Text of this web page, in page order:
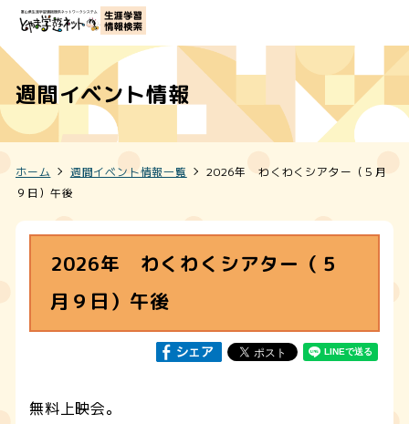
週間イベント情報
ホーム 週間イベント情報一覧
2026年 わくわくシアター（５月
９日）午後
2026年 わくわくシアター（５
月９日）午後
無料上映会。